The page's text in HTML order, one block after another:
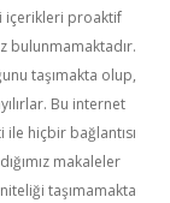
içerikleri proaktif
bulunmamaktadır.
taşımakta olup,
Bu internet
hiçbir bağlantısı
makaleler
taşımamakta